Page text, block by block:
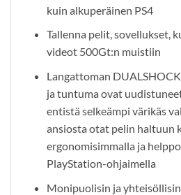
kuin alkuperäinen PS4
Tallenna pelit, sovellukset,
videot 500Gt:n muistiin
Langattoman
ja tuntuma ovat
entistä selkeämpi värikäs
ansiosta otat pelin haltuun
ergonomisimmalla ja
PlayStation-ohjaimella
Monipuolisin ja